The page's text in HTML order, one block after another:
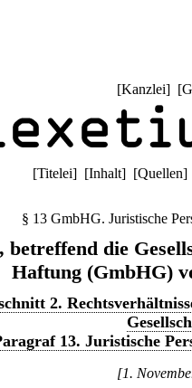
[Kanzlei] [
[Titelei] [Inhalt] [Quellen]
§ 13 GmbHG. Juristische
betreffend die
Haftung (GmbHG)
2.
13. Juristische
[1.